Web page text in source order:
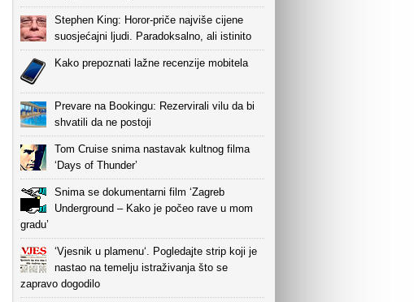
Stephen King: Horor-priče najviše cijene
suosjećajni ljudi. Paradoksalno, ali istinito
Kako prepoznati lažne recenzije mobitela
Prevare na Bookingu: Rezervirali vilu da bi
shvatili da ne postoji
Tom Cruise snima nastavak kultnog filma
‘Days of Thunder’
Snima se dokumentarni film ‘Zagreb
Underground – Kako je počeo rave u mom
gradu’
‘Vjesnik u plamenu‘. Pogledajte strip koji je
nastao na temelju istraživanja što se
zapravo dogodilo